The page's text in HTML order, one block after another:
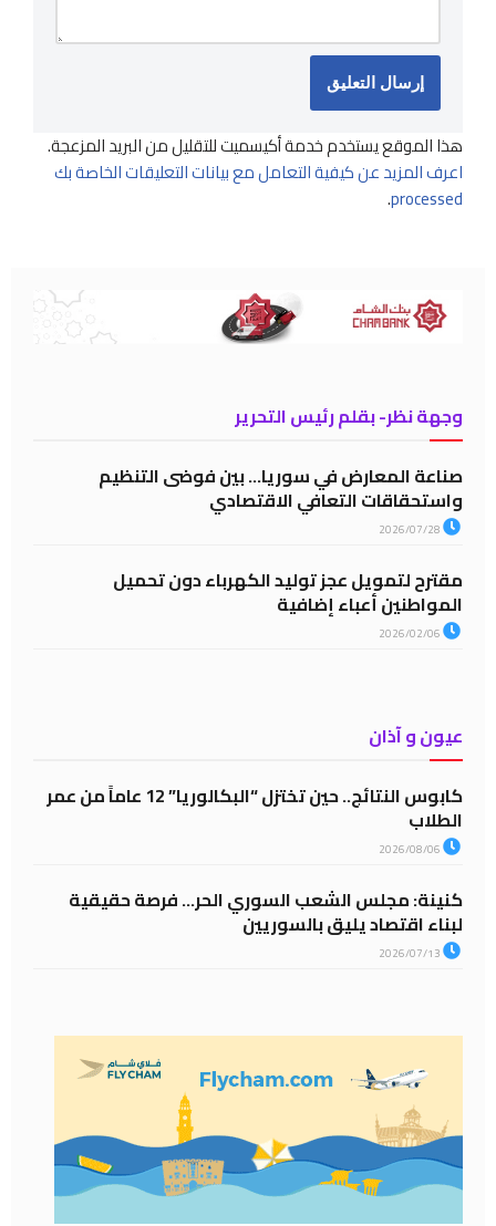
هذا الموقع يستخدم خدمة أكيسميت للتقليل من البريد المزعجة.
اعرف المزيد عن كيفية التعامل مع بيانات التعليقات الخاصة بك
processed
.
وجهة نظر- بقلم رئيس التحرير
صناعة المعارض في سوريا… بين فوضى التنظيم
واستحقاقات التعافي الاقتصادي
مقترح لتمويل عجز توليد الكهرباء دون تحميل
المواطنين أعباء إضافية
عيون و آذان
كابوس النتائج.. حين تختزل “البكالوريا” 12 عاماً من عمر
الطلاب
كنينة: مجلس الشعب السوري الحر… فرصة حقيقية
لبناء اقتصاد يليق بالسوريين